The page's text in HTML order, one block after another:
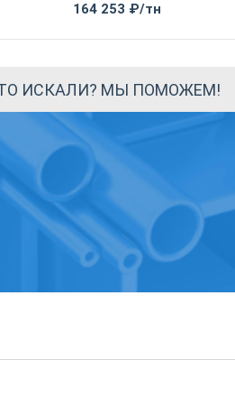
164 253 ₽/тн
ИСКАЛИ? МЫ ПОМОЖЕМ!